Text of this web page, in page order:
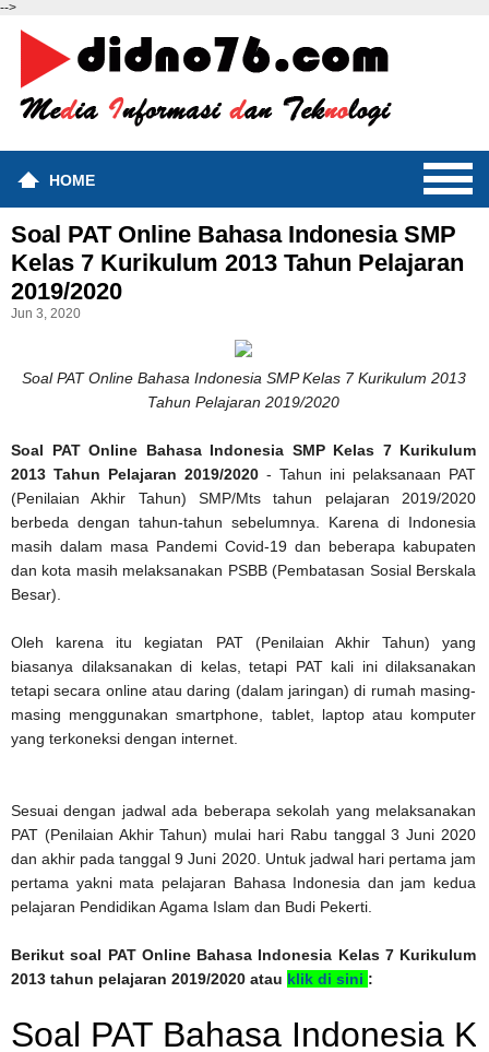
-->
HOME
Soal PAT Online Bahasa Indonesia SMP
Kelas 7 Kurikulum 2013 Tahun Pelajaran
2019/2020
Jun 3, 2020
Soal PAT Online Bahasa Indonesia SMP Kelas 7 Kurikulum 2013
Tahun Pelajaran 2019/2020
Soal PAT Online Bahasa Indonesia SMP Kelas 7 Kurikulum
2013 Tahun Pelajaran 2019/2020 - Tahun ini pelaksanaan PAT
(Penilaian Akhir Tahun) SMP/Mts tahun pelajaran 2019/2020
berbeda dengan tahun-tahun sebelumnya. Karena di Indonesia
masih dalam masa Pandemi Covid-19 dan beberapa kabupaten
dan kota masih melaksanakan PSBB (Pembatasan Sosial Berskala
Besar).
Oleh karena itu kegiatan PAT (Penilaian Akhir Tahun) yang
biasanya dilaksanakan di kelas, tetapi PAT kali ini dilaksanakan
tetapi secara online atau daring (dalam jaringan) di rumah masing-
masing menggunakan smartphone, tablet, laptop atau komputer
yang terkoneksi dengan internet.
Sesuai dengan jadwal ada beberapa sekolah yang melaksanakan
PAT (Penilaian Akhir Tahun) mulai hari Rabu tanggal 3 Juni 2020
dan akhir pada tanggal 9 Juni 2020. Untuk jadwal hari pertama jam
pertama yakni mata pelajaran Bahasa Indonesia dan jam kedua
pelajaran Pendidikan Agama Islam dan Budi Pekerti.
Berikut soal PAT Online Bahasa Indonesia Kelas 7 Kurikulum
2013 tahun pelajaran 2019/2020 atau klik di sini :